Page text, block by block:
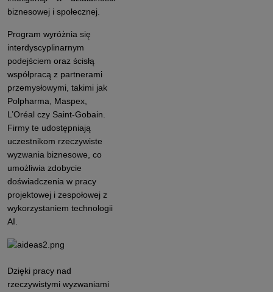
biznesowej i społecznej.
Program wyróżnia się
interdyscyplinarnym
podejściem oraz ścisłą
współpracą z partnerami
przemysłowymi, takimi jak
Polpharma, Maspex,
L’Oréal czy Saint-Gobain.
Firmy te udostępniają
uczestnikom rzeczywiste
wyzwania biznesowe, co
umożliwia zdobycie
doświadczenia w pracy
projektowej i zespołowej z
wykorzystaniem technologii
AI.
Dzięki pracy nad
rzeczywistymi wyzwaniami